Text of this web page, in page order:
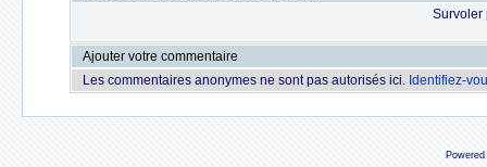
Survoler
Ajouter votre commentaire
Les commentaires anonymes ne sont pas autorisés ici. Identifiez-